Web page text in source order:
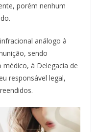
porém nenhum
análogo à
sendo
à Delegacia de
responsável legal,